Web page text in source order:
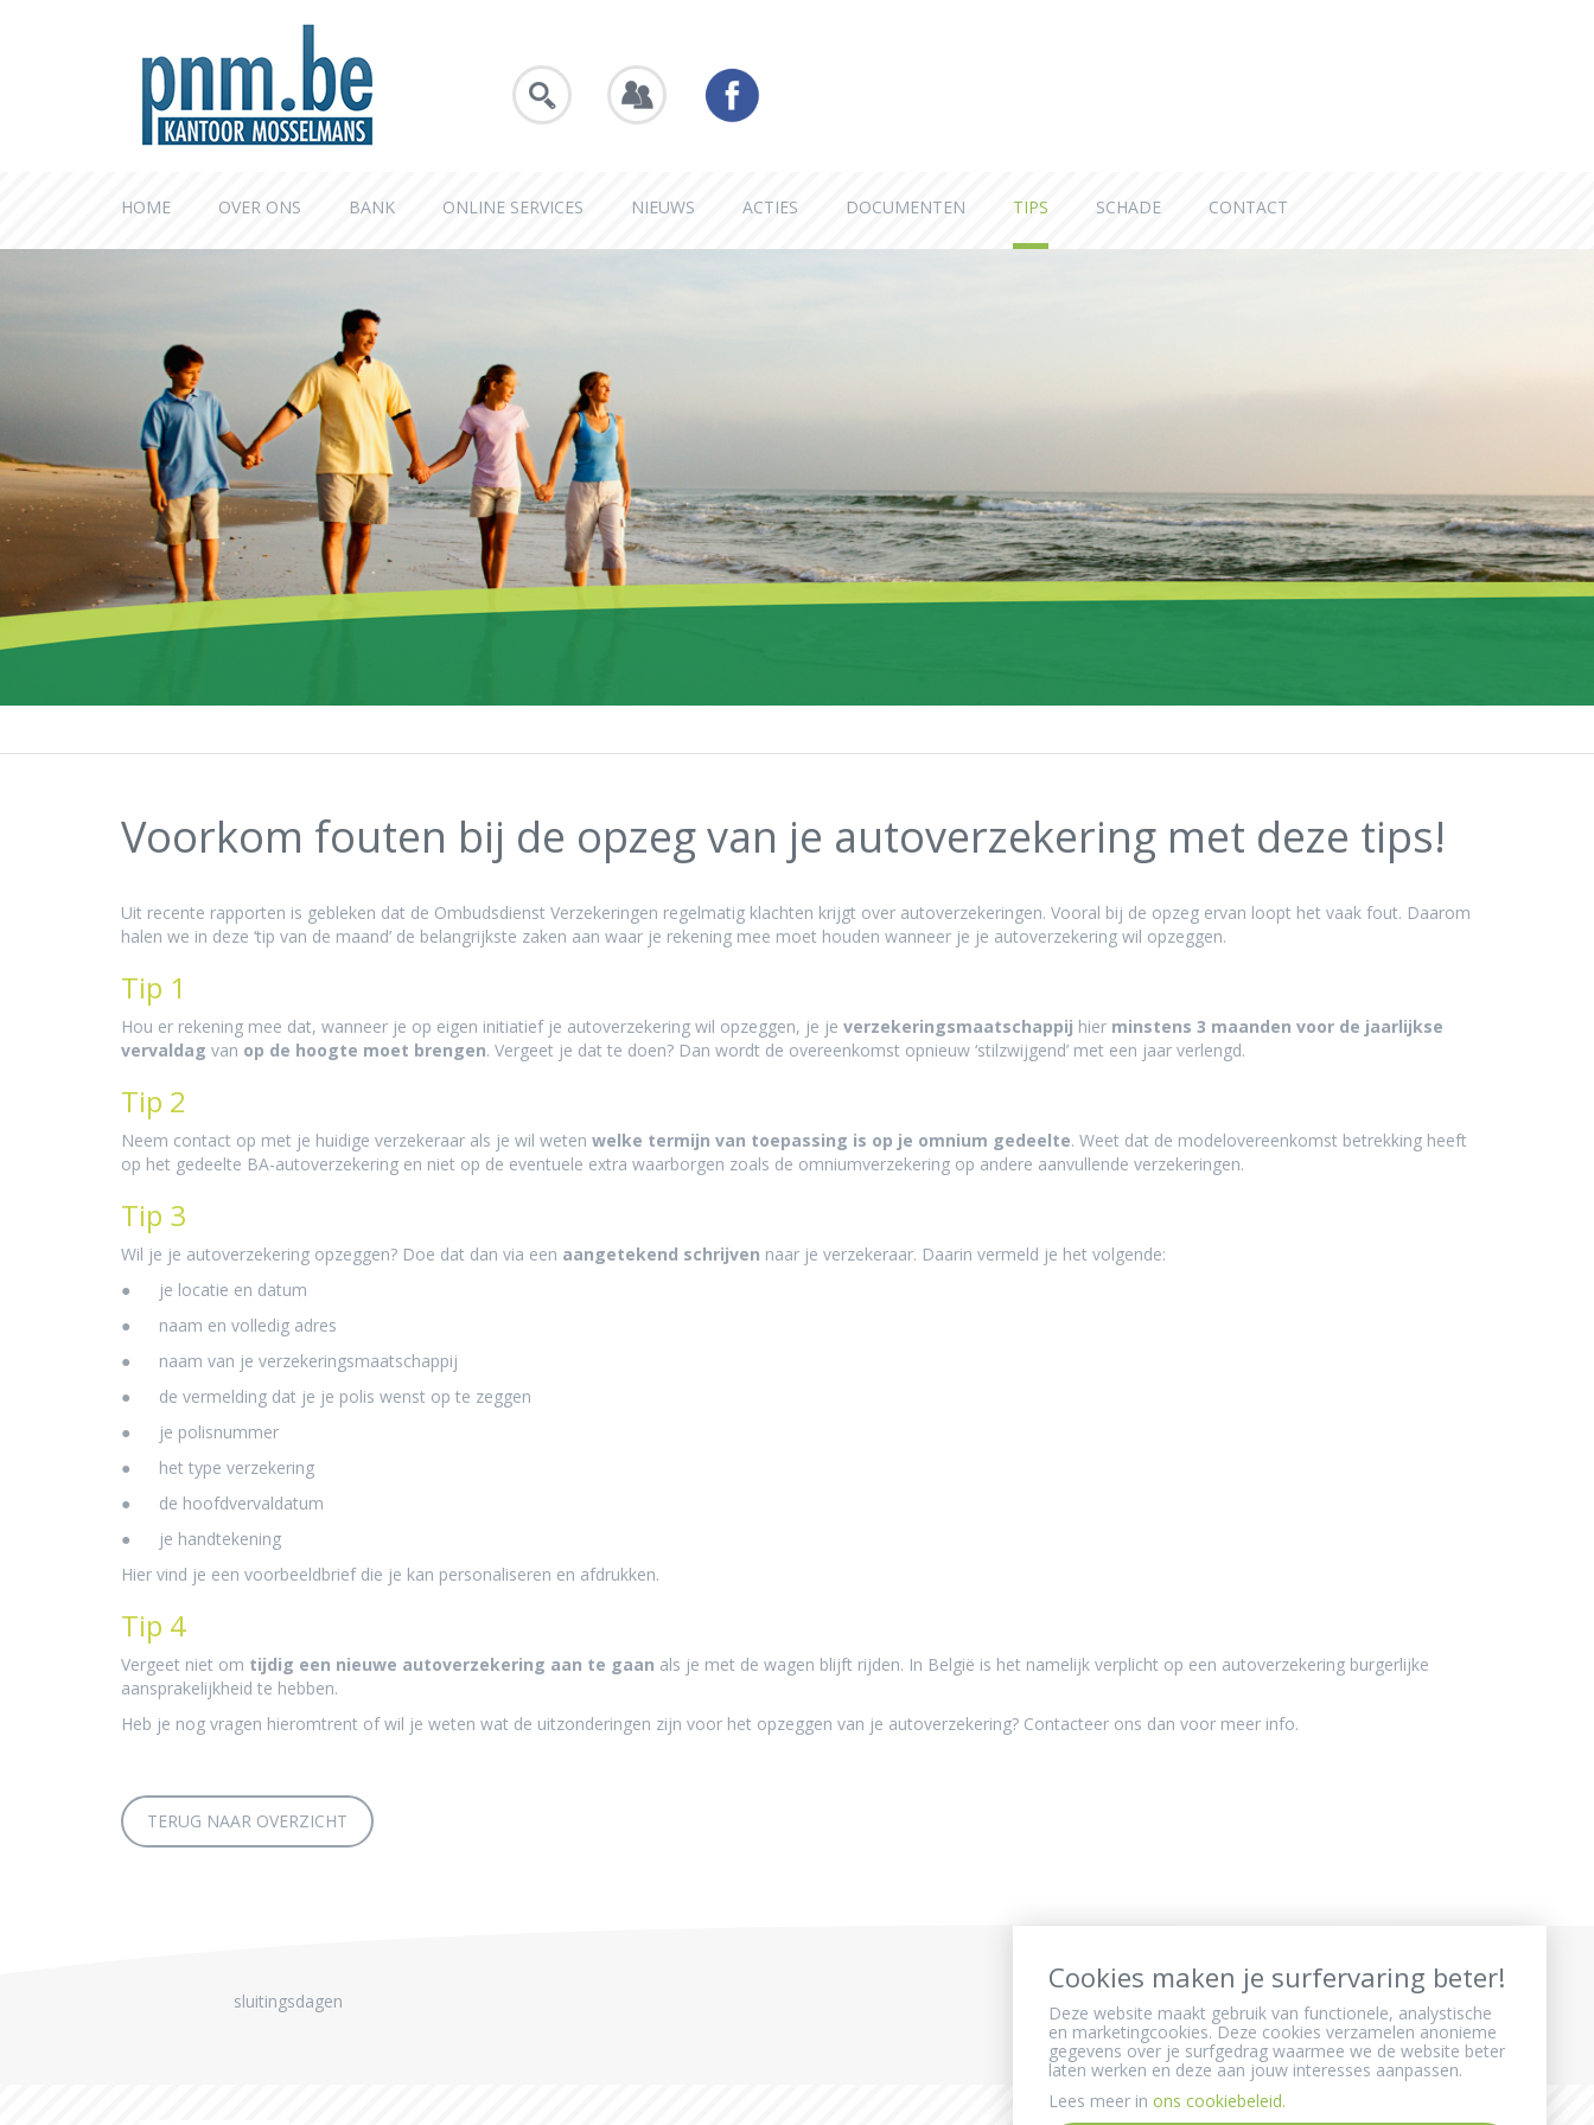
HOME OVER ONS BANK ONLINE SERVICES NIEUWS ACTIES DOCUMENTEN TIPS SCHADE CONTACT
Voorkom fouten bij de opzeg van je autoverzekering met deze tips!
Uit recente rapporten is gebleken dat de Ombudsdienst Verzekeringen regelmatig klachten krijgt over autoverzekeringen. Vooral bij de opzeg ervan loopt het vaak fout. Daarom
halen we in deze ‘tip van de maand’ de belangrijkste zaken aan waar je rekening mee moet houden wanneer je je autoverzekering wil opzeggen.
Tip 1
Hou er rekening mee dat, wanneer je op eigen initiatief je autoverzekering wil opzeggen, je je verzekeringsmaatschappij hier minstens 3 maanden voor de jaarlijkse
vervaldag van op de hoogte moet brengen. Vergeet je dat te doen? Dan wordt de overeenkomst opnieuw ‘stilzwijgend’ met een jaar verlengd.
Tip 2
Neem contact op met je huidige verzekeraar als je wil weten welke termijn van toepassing is op je omnium gedeelte. Weet dat de modelovereenkomst betrekking heeft
op het gedeelte BA-autoverzekering en niet op de eventuele extra waarborgen zoals de omniumverzekering op andere aanvullende verzekeringen.
Tip 3
Wil je je autoverzekering opzeggen? Doe dat dan via een aangetekend schrijven naar je verzekeraar. Daarin vermeld je het volgende:
● je locatie en datum
● naam en volledig adres
● naam van je verzekeringsmaatschappij
● de vermelding dat je je polis wenst op te zeggen
● je polisnummer
● het type verzekering
● de hoofdvervaldatum
● je handtekening
Hier vind je een voorbeeldbrief die je kan personaliseren en afdrukken.
Tip 4
Vergeet niet om tijdig een nieuwe autoverzekering aan te gaan als je met de wagen blijft rijden. In België is het namelijk verplicht op een autoverzekering burgerlijke
aansprakelijkheid te hebben.
Heb je nog vragen hieromtrent of wil je weten wat de uitzonderingen zijn voor het opzeggen van je autoverzekering? Contacteer ons dan voor meer info.
TERUG NAAR OVERZICHT
sluitingsdagen
Cookies maken je surfervaring beter!
Deze website maakt gebruik van functionele, analystische
en marketingcookies. Deze cookies verzamelen anonieme
gegevens over je surfgedrag waarmee we de website beter
laten werken en deze aan jouw interesses aanpassen.
Lees meer in ons cookiebeleid.